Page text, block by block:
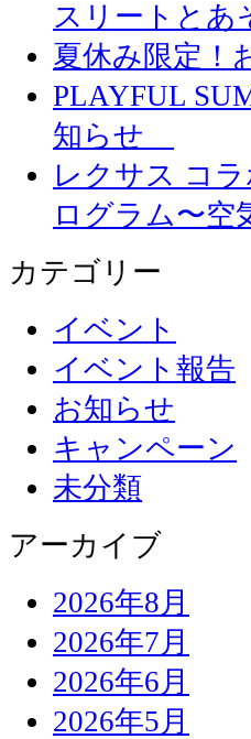
スリートとあ
夏休み限定！
PLAYFUL
知らせ
レクサス コ
ログラム〜空
カテゴリー
イベント
イベント報告
お知らせ
キャンペーン
未分類
アーカイブ
2026年8月
2026年7月
2026年6月
2026年5月